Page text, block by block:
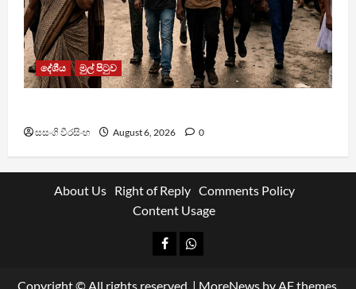
දේශීය මුල් පිටුව
සසංගි වීරසිංහ August 6, 2026 0
About Us Right of Reply Comments Policy
Content Usage
FacebookWhatsapp
Copyright © All rights reserved. | MoreNewsby AF themes.